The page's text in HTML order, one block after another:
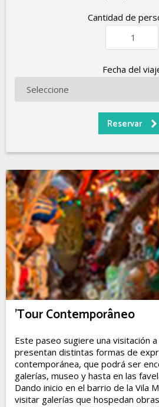
Cantidad de
Fecha del
'Tour Contemporâneo
Este paseo sugiere una visitación
presentan distintas formas de
contemporánea, que podrá ser
galerías, museo y hasta en las
Dando inicio en el barrio de la Vila
visitar galerías que hospedan